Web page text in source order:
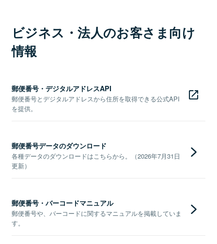
ビジネス・法人のお客さま向け
情報
郵便番号・デジタルアドレスAPI
郵便番号とデジタルアドレスから住所を取得できる公式API
を提供。
郵便番号データのダウンロード
各種データのダウンロードはこちらから。（2026年7月31日
更新）
郵便番号・バーコードマニュアル
郵便番号や、バーコードに関するマニュアルを掲載していま
す。